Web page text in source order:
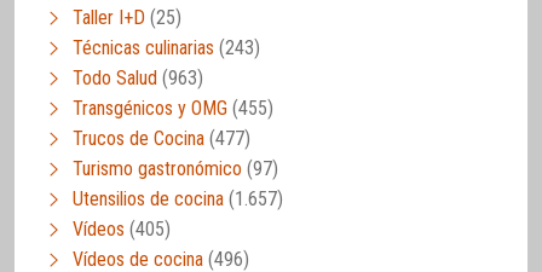
Taller I+D (25)
Técnicas culinarias (243)
Todo Salud (963)
Transgénicos y OMG (455)
Trucos de Cocina (477)
Turismo gastronómico (97)
Utensilios de cocina (1.657)
Vídeos (405)
Vídeos de cocina (496)